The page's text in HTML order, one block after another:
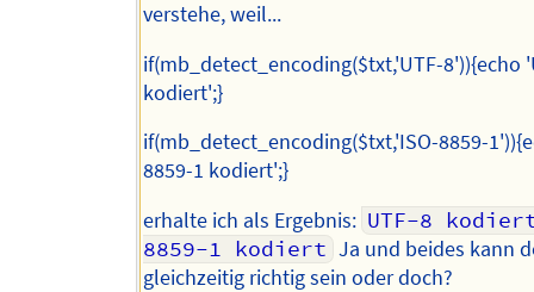
verstehe, weil...
if(mb_detect_encoding($txt,'UTF-8')){echo
kodiert';}
if(mb_detect_encoding($txt,'ISO-8859-
8859-1 kodiert';}
erhalte ich als Ergebnis: UTF-8
8859-1 kodiert Ja und beides kann
gleichzeitig richtig sein oder doch?